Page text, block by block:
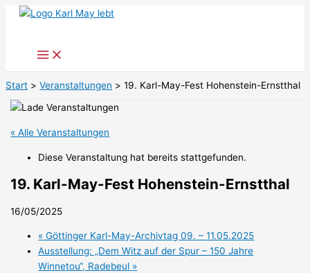
Zum
Start Veranstaltungen 19. Karl-May-Fest Hohenstein-Ernstthal
« Alle Veranstaltungen
Diese Veranstaltung hat bereits stattgefunden.
19. Karl-May-Fest Hohenstein-Ernstthal
16/05/2025
« Göttinger Karl-May-Archivtag 09. – 11.05.2025
Ausstellung: „Dem Witz auf der Spur – 150 Jahre
Winnetou“, Radebeul »